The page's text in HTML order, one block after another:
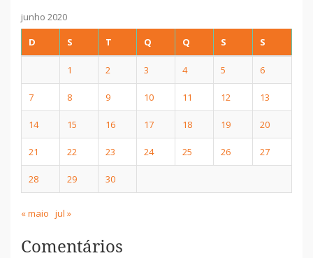
junho 2020
D
S T Q Q S S
1 2 3 4 5 6
7 8 9 10 11 12 13
14 15 16 17 18 19 20
21 22 23 24 25 26 27
28 29 30
« maio jul »
Comentários